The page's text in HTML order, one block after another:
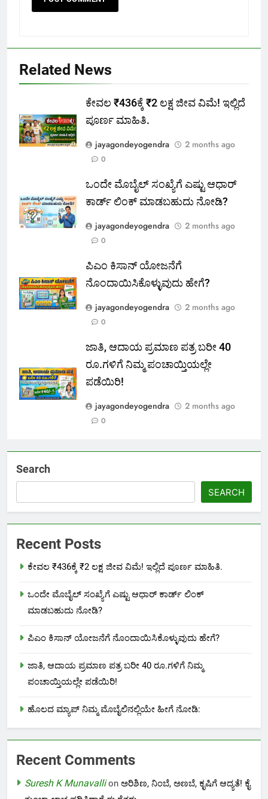
Related News
ಕೇವಲ ₹436ಕ್ಕೆ ₹2 ಲಕ್ಷ ಜೀವ ವಿಮೆ! ಇಲ್ಲಿದೆ
ಪೂರ್ಣ ಮಾಹಿತಿ.
jayagondeyogendra
2 months ago
0
ಒಂದೇ ಮೊಬೈಲ್ ಸಂಖ್ಯೆಗೆ ಎಷ್ಟು ಆಧಾರ್
ಕಾರ್ಡ್ ಲಿಂಕ್ ಮಾಡಬಹುದು ನೋಡಿ?
jayagondeyogendra
2 months ago
0
ಪಿಎಂ ಕಿಸಾನ್ ಯೋಜನೆಗೆ
ನೊಂದಾಯಿಸಿಕೊಳ್ಳುವುದು ಹೇಗೆ?
jayagondeyogendra
2 months ago
0
ಜಾತಿ, ಆದಾಯ ಪ್ರಮಾಣ ಪತ್ರ ಬರೀ 40
ರೂ.ಗಳಿಗೆ ನಿಮ್ಮ ಪಂಚಾಯ್ತಿಯಲ್ಲೇ
ಪಡೆಯಿರಿ!
jayagondeyogendra
2 months ago
0
Search
SEARCH
Recent Posts
ಕೇವಲ ₹436ಕ್ಕೆ ₹2 ಲಕ್ಷ ಜೀವ ವಿಮೆ! ಇಲ್ಲಿದೆ ಪೂರ್ಣ ಮಾಹಿತಿ.
ಒಂದೇ ಮೊಬೈಲ್ ಸಂಖ್ಯೆಗೆ ಎಷ್ಟು ಆಧಾರ್ ಕಾರ್ಡ್ ಲಿಂಕ್
ಮಾಡಬಹುದು ನೋಡಿ?
ಪಿಎಂ ಕಿಸಾನ್ ಯೋಜನೆಗೆ ನೊಂದಾಯಿಸಿಕೊಳ್ಳುವುದು ಹೇಗೆ?
ಜಾತಿ, ಆದಾಯ ಪ್ರಮಾಣ ಪತ್ರ ಬರೀ 40 ರೂ.ಗಳಿಗೆ ನಿಮ್ಮ
ಪಂಚಾಯ್ತಿಯಲ್ಲೇ ಪಡೆಯಿರಿ!
ಹೊಲದ ಮ್ಯಾಪ್ ನಿಮ್ಮ ಮೊಬೈಲಿನಲ್ಲಿಯೇ ಹೀಗೆ ನೋಡಿ:
Recent Comments
Suresh K Munavallion ಅರಿಶಿಣ, ನಿಂಬೆ, ಅಣಬೆ, ಕೃಷಿಗೆ ಆದ್ಯತೆ! ಕೈ